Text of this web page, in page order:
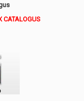
CATALOGUS